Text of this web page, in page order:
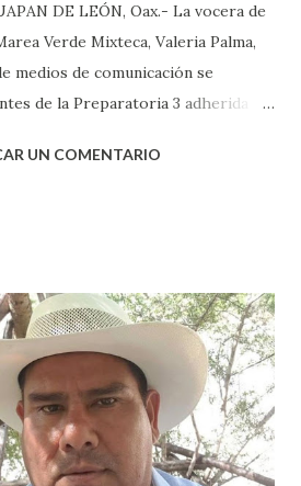
DE LEÓN, Oax.- La vocera de
Verde Mixteca, Valeria Palma,
medios de comunicación se
de la Preparatoria 3 adherida a
denuncias por el tema de acoso
la Prepa 3 a recibir las denuncias de
de sus profesores sin que las
nada. Valeria Palma informó
llevan realizando la marcha
3 es una de las escuelas
por tema de acosos sexual, por lo
UN COMENTARIO